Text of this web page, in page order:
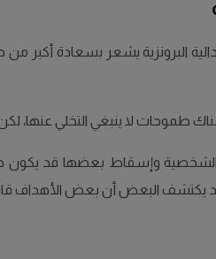
البرونزية يشعر بسعادة أكبر
طموحات لا ينبغي التخلي
الشخصية وإسقاط بعضها قد يكون
البعض أن بعض الأهداف